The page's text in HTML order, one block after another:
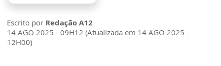
Escrito por Redação A12
14 AGO 2025 - 09H12 (Atualizada em 14 AGO 2025 -
12H00)